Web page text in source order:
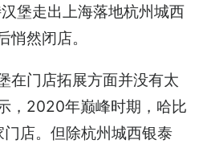
堡走出上海落地杭州城西
悄然闭店。
在门店拓展方面并没有太
，2020年巅峰时期，哈比
店。但除杭州城西银泰